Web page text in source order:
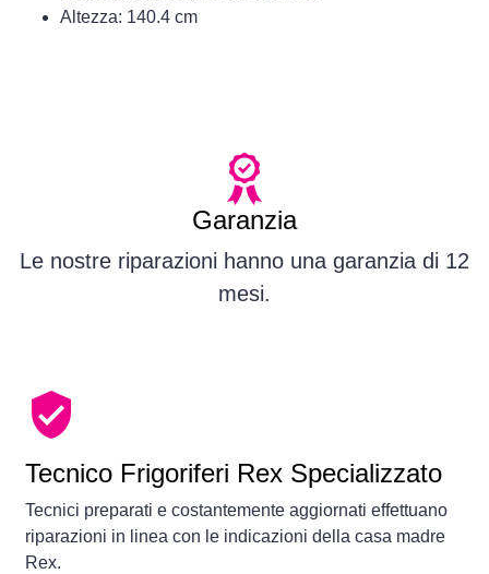
Altezza: 140.4 cm
Garanzia
Le nostre riparazioni hanno una garanzia di 12
mesi.
Tecnico Frigoriferi Rex Specializzato
Tecnici preparati e costantemente aggiornati effettuano
riparazioni in linea con le indicazioni della casa madre
Rex.